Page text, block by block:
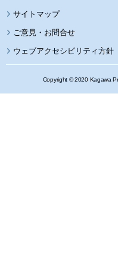
サイトマップ
ウェブアクセシビリティ方針
Copyright © 2020 Kagawa